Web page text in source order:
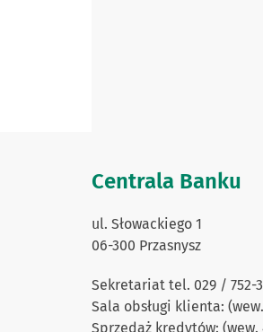
Centrala Banku
ul. Słowackiego 1
06-300 Przasnysz
Sekretariat tel. 029 / 752-
Sala obsługi klienta:
Sprzedaż kredytów: (wew.